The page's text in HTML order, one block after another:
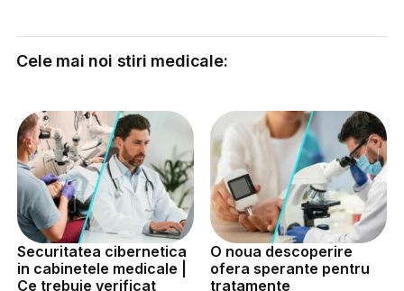
Cele mai noi stiri medicale:
Securitatea cibernetica
in cabinetele medicale |
Ce trebuie verificat
O noua descoperire
ofera sperante pentru
tratamente